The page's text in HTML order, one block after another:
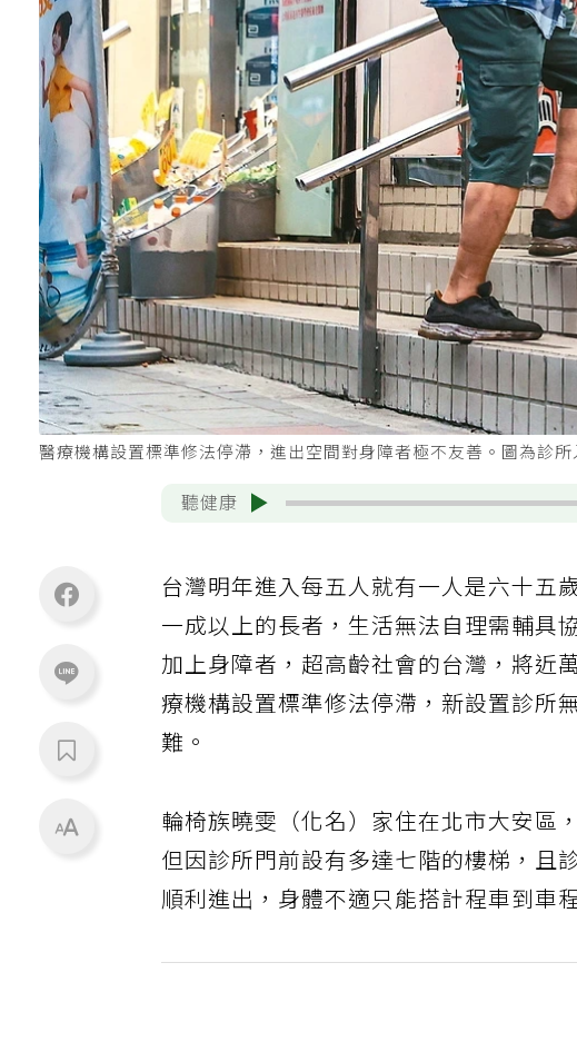
醫療機構設置標準修法停滯，進出空間對身障者極不友善。圖為診
聽健康
台灣明年進入每五人就有一人是六十五
一成以上的長者，生活無法自理需輔具
加上身障者，超高齡社會的台灣，將近
療機構設置標準修法停滯，新設置診所
難。
輪椅族曉雯（化名）家住在北市大安區
但因診所門前設有多達七階的樓梯，且
順利進出，身體不適只能搭計程車到車